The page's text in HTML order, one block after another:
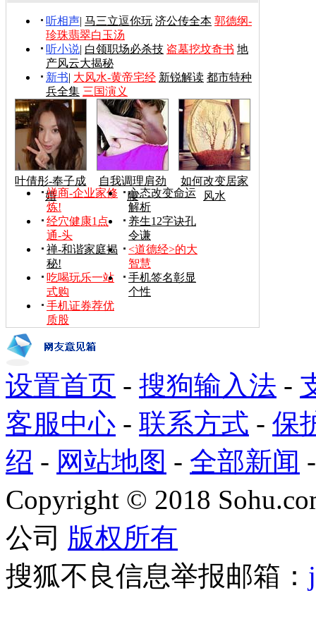
听相声| 马三立逗你玩 济公传全本 郭德纲-
珍珠翡翠白玉汤
听小说| 白领职场必杀技 盗墓挖坟奇书 地
产风云大揭秘
新书| 大风水-黄帝宅经 新锐解读 都市特种
兵全集 三国演义
叶倩彤-奉子成
婚
自我调理肩劲
腰
如何改变居家
风水
禅商-企业家修
炼!
心态改变命运
解析
经穴健康1点
通-头
养生12字诀孔
令谦
禅-和谐家庭揭
秘!
<道德经>的大
智慧
吃喝玩乐一站
式购
手机签名彰显
个性
手机证券荐优
质股
设置首页 - 搜狗输入法 -
客服中心 - 联系方式 - 保
绍 - 网站地图 - 全部新闻
Copyright © 2018
公司 版权所有
搜狐不良信息举报邮箱：